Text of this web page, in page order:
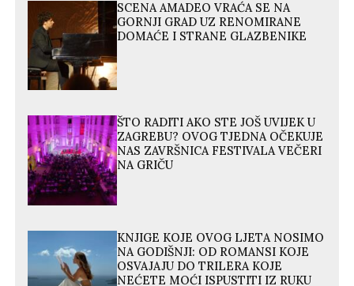
SCENA AMADEO VRAĆA SE NA
GORNJI GRAD UZ RENOMIRANE
DOMAĆE I STRANE GLAZBENIKE
ŠTO RADITI AKO STE JOŠ UVIJEK U
ZAGREBU? OVOG TJEDNA OČEKUJE
NAS ZAVRŠNICA FESTIVALA VEČERI
NA GRIČU
KNJIGE KOJE OVOG LJETA NOSIMO
NA GODIŠNJI: OD ROMANSI KOJE
OSVAJAJU DO TRILERA KOJE
NEĆETE MOĆI ISPUSTITI IZ RUKU